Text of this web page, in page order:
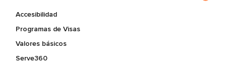
Accesibilidad
Programas de Visas
Valores básicos
Serve360